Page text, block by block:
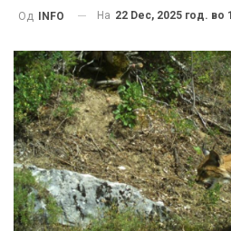
Од INFO На 22 Dec, 2025 год. во